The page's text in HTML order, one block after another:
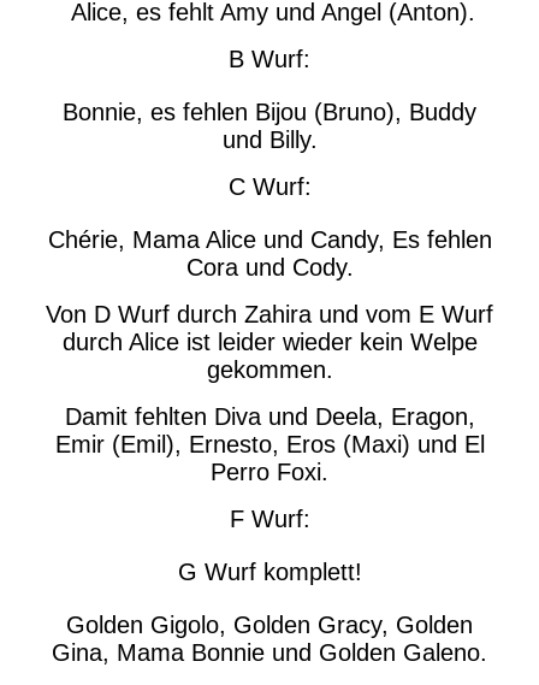
Alice, es fehlt Amy und Angel (Anton).
B Wurf:
Bonnie, es fehlen Bijou (Bruno), Buddy
und Billy.
C Wurf:
Chérie, Mama Alice und Candy, Es fehlen
Cora und Cody.
Von D Wurf durch Zahira und vom E Wurf
durch Alice ist leider wieder kein Welpe
gekommen.
Damit fehlten Diva und Deela, Eragon,
Emir (Emil), Ernesto, Eros (Maxi) und El
Perro Foxi.
F Wurf:
G Wurf komplett!
Golden Gigolo, Golden Gracy, Golden
Gina, Mama Bonnie und Golden Galeno.